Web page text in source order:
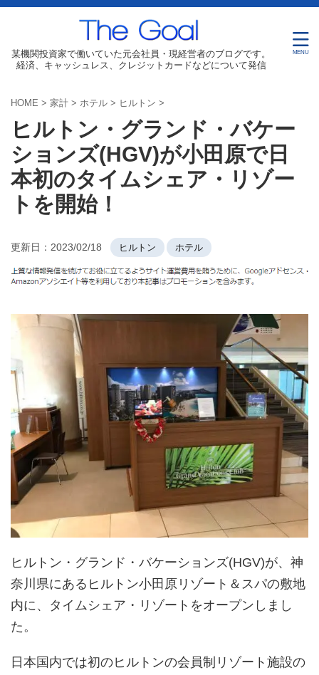
某機関投資家で働いていた元会社員・現経営者のブログです。
経済、キャッシュレス、クレジットカードなどについて発信
HOME > 家計 > ホテル > ヒルトン >
ヒルトン・グランド・バケー
ションズ(HGV)が小田原で日
本初のタイムシェア・リゾー
トを開始！
更新日： 2023/02/18 ヒルトン ホテル
ヒルトン・グランド・バケーションズ(HGV)が、神
奈川県にあるヒルトン小田原リゾート＆スパの敷地
内に、タイムシェア・リゾートをオープンしまし
た。
日本国内では初のヒルトンの会員制リゾート施設の